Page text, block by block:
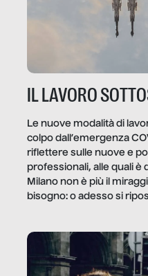
IL LAVORO
Le nuove modalità di
colpo dall’emergenza
riflettere sulle nuove e
professionali, alle quali
Milano non è più il
bisogno: o adesso si